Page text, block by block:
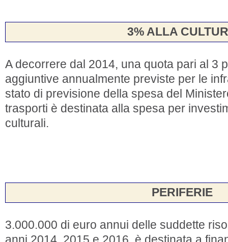
3% ALLA
A decorrere dal 2014, una quota pari al 3
aggiuntive annualmente previste per le
stato di previsione della spesa del
trasporti è destinata alla spesa per
culturali.
PERIFERIE
3.000.000 di euro annui delle suddette